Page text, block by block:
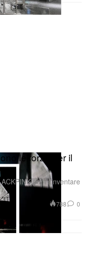
le forze per il
per reinventare
788 0